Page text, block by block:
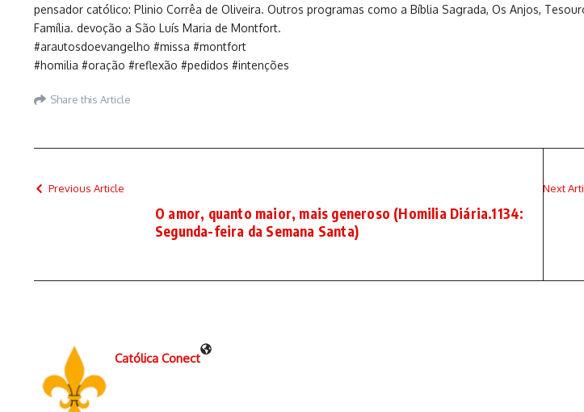
pensador católico: Plinio Corrêa de Oliveira. Outros programas como a Bíblia Sagrada, Os Anjos,
Família. devoção a São Luís Maria de Montfort.
#arautosdoevangelho #missa #montfort
#homilia #oração #reflexão #pedidos #intenções
Share this Article
Previous Article
O amor, quanto maior, mais generoso (Homilia Diária.1134:
Segunda-feira da Semana Santa)
Next
Católica Conect